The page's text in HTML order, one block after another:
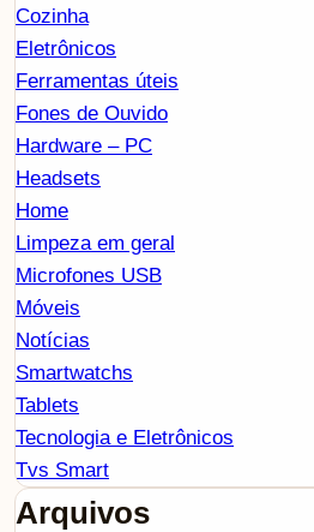
Cozinha
Eletrônicos
Ferramentas úteis
Fones de Ouvido
Hardware – PC
Headsets
Home
Limpeza em geral
Microfones USB
Móveis
Notícias
Smartwatchs
Tablets
Tecnologia e Eletrônicos
Tvs Smart
Arquivos